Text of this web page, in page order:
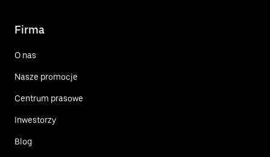
Firma
O nas
Nasze promocje
Centrum prasowe
Inwestorzy
Blog